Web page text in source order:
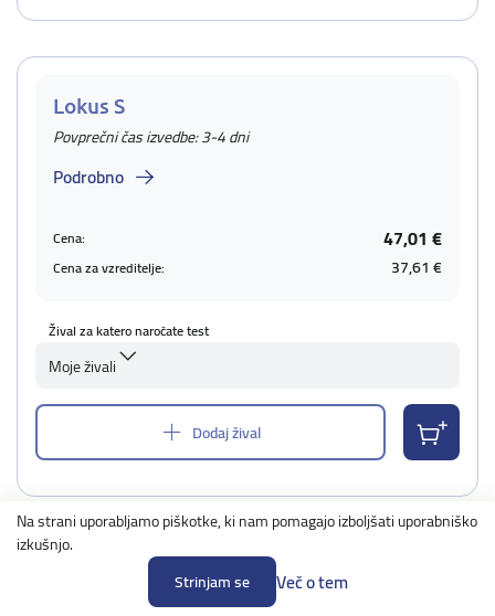
Na strani uporabljamo piškotke, ki nam pomagajo izboljšati uporabniško
izkušnjo.
Strinjam se
Več o tem
Lokus S
Povprečni čas izvedbe: 3-4 dni
Podrobno
Cena: 47,01 €
Cena za vzreditelje: 37,61 €
Žival za katero naročate test
Moje živali
Dodaj žival
Izpadanje dlake